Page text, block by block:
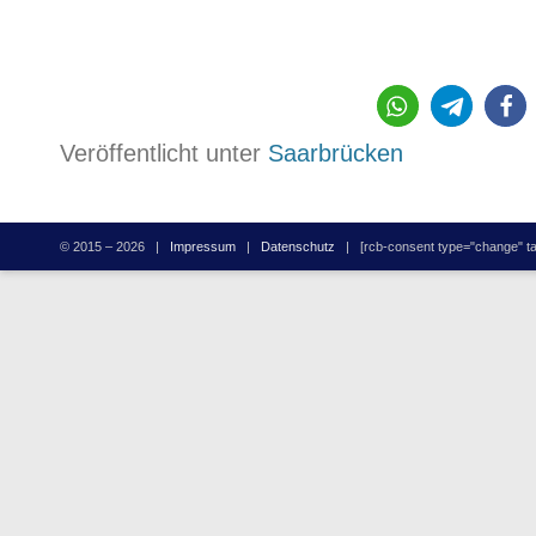
2177
Veröffentlicht unter Saarbrücken
© 2015 – 2026 | Impressum | Datenschutz | [rcb-consent type="change"